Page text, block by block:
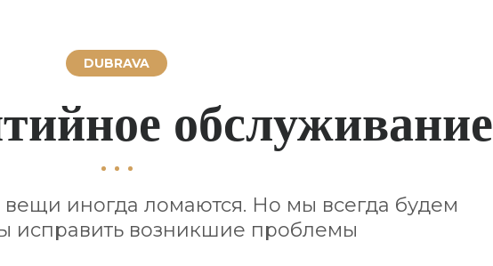
DUBRAVA
обслуживание
иногда ломаются. Но мы всегда будем
исправить возникшие проблемы